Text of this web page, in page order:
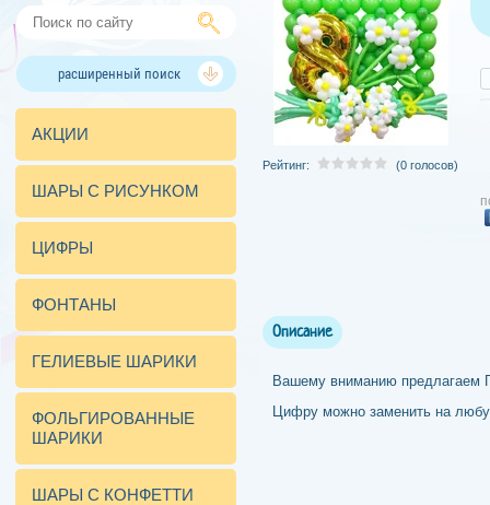
расширенный поиск
АКЦИИ
ШАРЫ С РИСУНКОМ
ЦИФРЫ
ФОНТАНЫ
ГЕЛИЕВЫЕ ШАРИКИ
ФОЛЬГИРОВАННЫЕ
ШАРИКИ
ШАРЫ С КОНФЕТТИ
Рейтинг: (0 голосов)
Описание
Вашему вниманию
Цифру можно заменить на